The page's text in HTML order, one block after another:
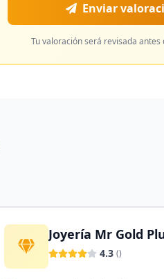
Enviar
Tu valoración será revisada antes
4.3 ()